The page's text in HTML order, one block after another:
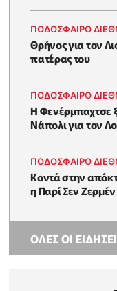
ΠΟΔΟΣΦΑΙΡΟ
Θρήνος για τον
πατέρας του
ΠΟΔΟΣΦΑΙΡΟ
Η Φενέρμπαχτσε
Νάπολι για τον
ΠΟΔΟΣΦΑΙΡΟ
Κοντά στην
η Παρί Σεν Ζερμέν
ΟΛΕΣ ΟΙ